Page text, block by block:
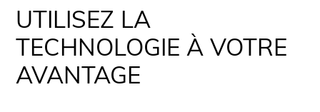
UTILISEZ LA
TECHNOLOGIE À VOTRE
AVANTAGE